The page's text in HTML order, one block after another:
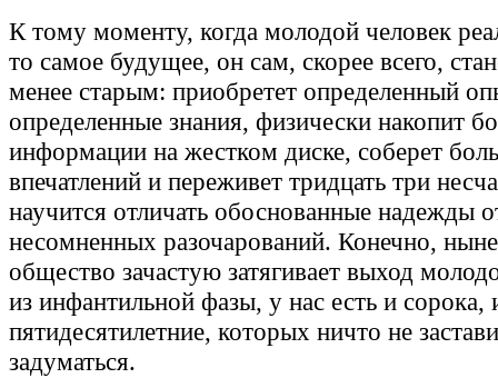
К тому моменту, когда молодой человек
то самое будущее, он сам, скорее всего,
менее старым: приобретет определенный
определенные знания, физически накопит
информации на жестком диске, соберет
впечатлений и переживет тридцать три
научится отличать обоснованные надежды
несомненных разочарований. Конечно,
общество зачастую затягивает выход
из инфантильной фазы, у нас есть и сорока,
пятидесятилетние, которых ничто не
задуматься.